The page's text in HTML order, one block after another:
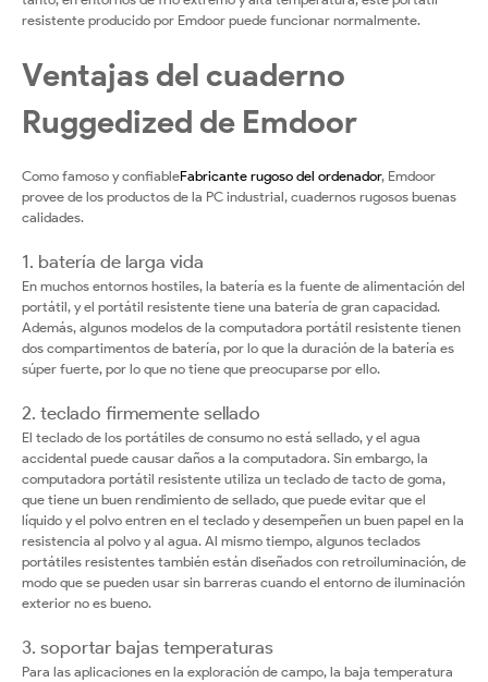
resistente producido por Emdoor puede funcionar normalmente.
Ventajas del cuaderno
Ruggedized de Emdoor
Como famoso y confiableFabricante rugoso del ordenador, Emdoor
provee de los productos de la PC industrial, cuadernos rugosos buenas
calidades.
1. batería de larga vida
En muchos entornos hostiles, la batería es la fuente de alimentación del
portátil, y el portátil resistente tiene una batería de gran capacidad.
Además, algunos modelos de la computadora portátil resistente tienen
dos compartimentos de batería, por lo que la duración de la batería es
súper fuerte, por lo que no tiene que preocuparse por ello.
2. teclado firmemente sellado
El teclado de los portátiles de consumo no está sellado, y el agua
accidental puede causar daños a la computadora. Sin embargo, la
computadora portátil resistente utiliza un teclado de tacto de goma,
que tiene un buen rendimiento de sellado, que puede evitar que el
líquido y el polvo entren en el teclado y desempeñen un buen papel en la
resistencia al polvo y al agua. Al mismo tiempo, algunos teclados
portátiles resistentes también están diseñados con retroiluminación, de
modo que se pueden usar sin barreras cuando el entorno de iluminación
exterior no es bueno.
3. soportar bajas temperaturas
Para las aplicaciones en la exploración de campo, la baja temperatura